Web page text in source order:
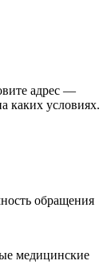
адрес —
каких условиях.
обращения
медицинские